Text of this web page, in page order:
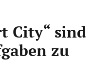
City“ sind
zu